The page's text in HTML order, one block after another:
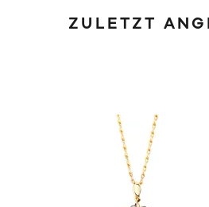
ZULETZT